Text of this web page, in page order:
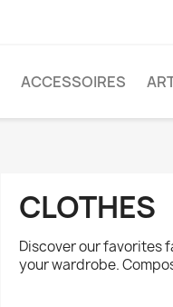
ACCESSOIRES
CLOTHES
Discover our favorites
your wardrobe.